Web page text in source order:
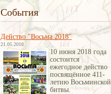
События
Действо "Восьма 2018"
21.05.2018
10 июня 2018 года
состоится
ежегодное действо
посвящённое 411-
летию Восьминской
битвы.